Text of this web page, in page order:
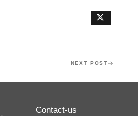
Next
NEXT POST
Contact-us